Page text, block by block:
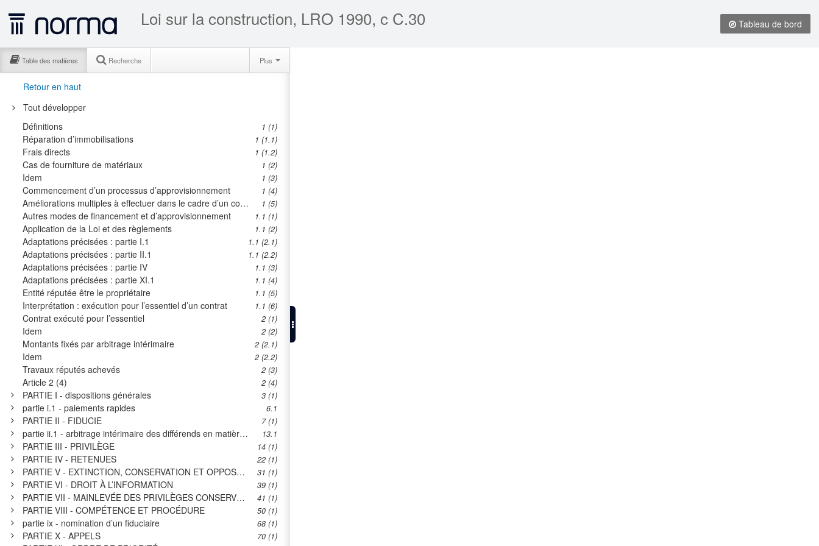
Tableau de bord
Loi sur la construction, LRO 1990, c C.30
Table des matières Recherche Plus
Retour en haut
Tout développer
Définitions
1 (1)
Réparation d’immobilisations 1 (1.1)
Frais directs 1 (1.2)
Cas de fourniture de matériaux 1 (2)
Idem 1 (3)
Commencement d’un processus d’approvisionnement 1 (4)
Améliorations multiples à effectuer dans le cadre d’un contrat 1 (5)
Autres modes de financement et d’approvisionnement 1.1 (1)
Application de la Loi et des règlements 1.1 (2)
Adaptations précisées : partie I.1 1.1 (2.1)
Adaptations précisées : partie II.1 1.1 (2.2)
Adaptations précisées : partie IV 1.1 (3)
Adaptations précisées : partie XI.1 1.1 (4)
Entité réputée être le propriétaire 1.1 (5)
Interprétation : exécution pour l’essentiel d’un contrat 1.1 (6)
Contrat exécuté pour l’essentiel 2 (1)
Idem 2 (2)
Montants fixés par arbitrage intérimaire 2 (2.1)
Idem 2 (2.2)
Travaux réputés achevés 2 (3)
Article 2 (4) 2 (4)
PARTIE I - dispositions générales 3 (1)
partie i.1 - paiements rapides 6.1
PARTIE II - FIDUCIE 7 (1)
partie ii.1 - arbitrage intérimaire des différends en matière de construction 13.1
PARTIE III - PRIVILÈGE 14 (1)
PARTIE IV - RETENUES 22 (1)
PARTIE V - EXTINCTION, CONSERVATION ET OPPOSABILITÉ DES PRIVILÈGES 31 (1)
PARTIE VI - DROIT À L’INFORMATION 39 (1)
PARTIE VII - MAINLEVÉE DES PRIVILÈGES CONSERVÉS OU RENDUS OPPOSABLES 41 (1)
PARTIE VIII - COMPÉTENCE ET PROCÉDURE 50 (1)
partie ix - nomination d’un fiduciaire 68 (1)
PARTIE X - APPELS 70 (1)